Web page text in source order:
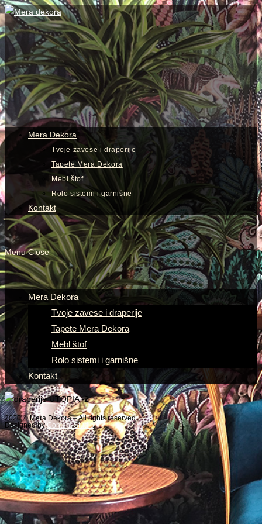
Skip
to
content
View
website
Menu
Mera Dekora
Tvoje zavese i draperije
Tapete Mera Dekora
Mebl štof
Rolo sistemi i garnišne
Kontakt
Menu Close
Mera Dekora
Tvoje zavese i draperije
Tapete Mera Dekora
Mebl štof
Rolo sistemi i garnišne
Kontakt
2020 © Mera Dekora – All rights reserved
Designed byContent Studio